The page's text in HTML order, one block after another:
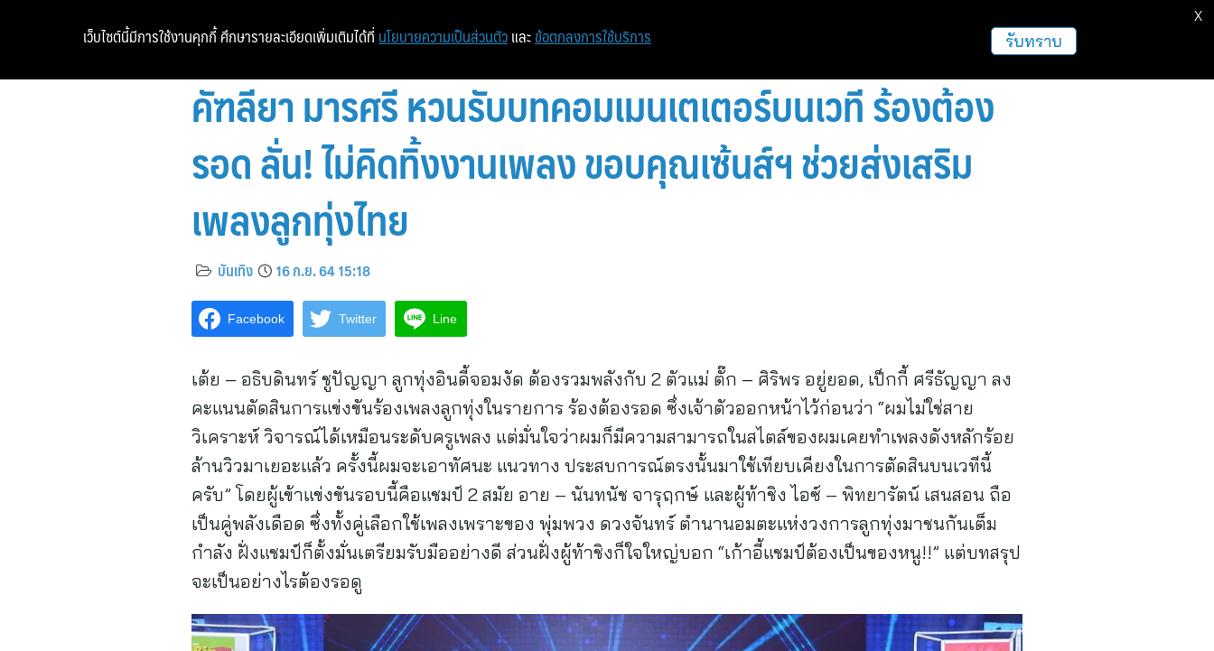
คัฑลียา มารศรี หวนรับบทคอมเมนเตเตอร์บนเวที ร้องต้อง
รอด ลั่น! ไม่คิดทิ้งงานเพลง ขอบคุณเซ้นส์ฯ ช่วยส่งเสริม
เพลงลูกทุ่งไทย
บันเทิง 16 ก.ย. 64 15:18
Facebook Twitter Line
เต้ย – อธิบดินทร์ ชูปัญญา ลูกทุ่งอินดี้จอมงัด ต้องรวมพลังกับ 2 ตัวแม่ ตั๊ก – ศิริพร อยู่ยอด, เป็กกี้ ศรีธัญญา ลง
คะแนนตัดสินการแข่งขันร้องเพลงลูกทุ่งในรายการ ร้องต้องรอด ซึ่งเจ้าตัวออกหน้าไว้ก่อนว่า “ผมไม่ใช่สาย
วิเคราะห์ วิจารณ์ได้เหมือนระดับครูเพลง แต่มั่นใจว่าผมก็มีความสามารถในสไตล์ของผมเคยทำเพลงดังหลักร้อย
ล้านวิวมาเยอะแล้ว ครั้งนี้ผมจะเอาทัศนะ แนวทาง ประสบการณ์ตรงนั้นมาใช้เทียบเคียงในการตัดสินบนเวทีนี้
ครับ” โดยผู้เข้าแข่งขันรอบนี้คือแชมป์ 2 สมัย อาย – นันทนัช จารุฤกษ์ และผู้ท้าชิง ไอซ์ – พิทยารัตน์ เสนสอน ถือ
เป็นคู่พลังเดือด ซึ่งทั้งคู่เลือกใช้เพลงเพราะของ พุ่มพวง ดวงจันทร์ ตำนานอมตะแห่งวงการลูกทุ่งมาชนกันเต็ม
กำลัง ฝั่งแชมป์ก็ตั้งมั่นเตรียมรับมืออย่างดี ส่วนฝั่งผู้ท้าชิงก็ใจใหญ่บอก “เก้าอี้แชมป์ต้องเป็นของหนู!!” แต่บทสรุป
จะเป็นอย่างไรต้องรอดู
เว็บไซต์นี้มีการใช้งานคุกกี้ ศึกษารายละเอียดเพิ่มเติมได้ที่ นโยบายความเป็นส่วนตัว และ ข้อตกลงการใช้บริการ รับทราบ
X